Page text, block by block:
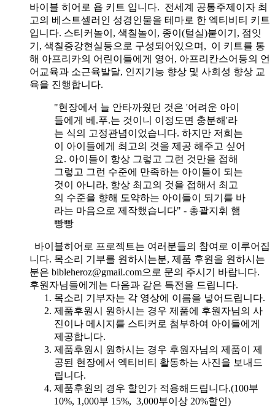
바이블 히어로 욥 키트 입니다. 전세계 공통주제이자 최
고의 베스트셀러인 성경인물을 테마로 한 엑티비티 키트
입니다. 스티커놀이, 색칠놀이, 종이(털실)붙이기, 점잇
기, 색칠증강현실등으로 구성되어있으며, 이 키트를 통
해 아프리카의 어린이들에게 영어, 아프리칸스어등의 언
어교육과 소근육발달, 인지기능 향상 및 사회성 향상 교
육을 진행합니다.
"현장에서 늘 안타까웠던 것은 '어려운 아이
들에게 베.푸.는 것이니 이정도면 충분해'라
는 식의 고정관념이었습니다. 하지만 저희는
이 아이들에게 최고의 것을 제공 해주고 싶어
요. 아이들이 항상 그렇고 그런 것만을 접해
그렇고 그런 수준에 만족하는 아이들이 되는
것이 아니라, 항상 최고의 것을 접해서 최고
의 수준을 향해 도약하는 아이들이 되기를 바
라는 마음으로 제작했습니다" - 총괄지휘 햄
빵빵
바이블히어로 프로젝트는 여러분들의 참여로 이루어집
니다. 목소리 기부를 원하시는분, 제품 후원을 원하시는
분은 bibleheroz@gmail.com으로 문의 주시기 바랍니다.
후원자님들에게는 다음과 같은 특전을 드립니다.
목소리 기부자는 각 영상에 이름을 넣어드립니다.
제품후원시 원하시는 경우 제품에 후원자님의 사
진이나 메시지를 스티커로 첨부하여 아이들에게
제공합니다.
제품후원시 원하시는 경우 후원자님의 제품이 제
공된 현장에서 엑티비티 활동하는 사진을 보내드
립니다.
제품후원의 경우 할인가 적용해드립니다.(100부
10%, 1,000부 15%, 3,000부이상 20%할인)